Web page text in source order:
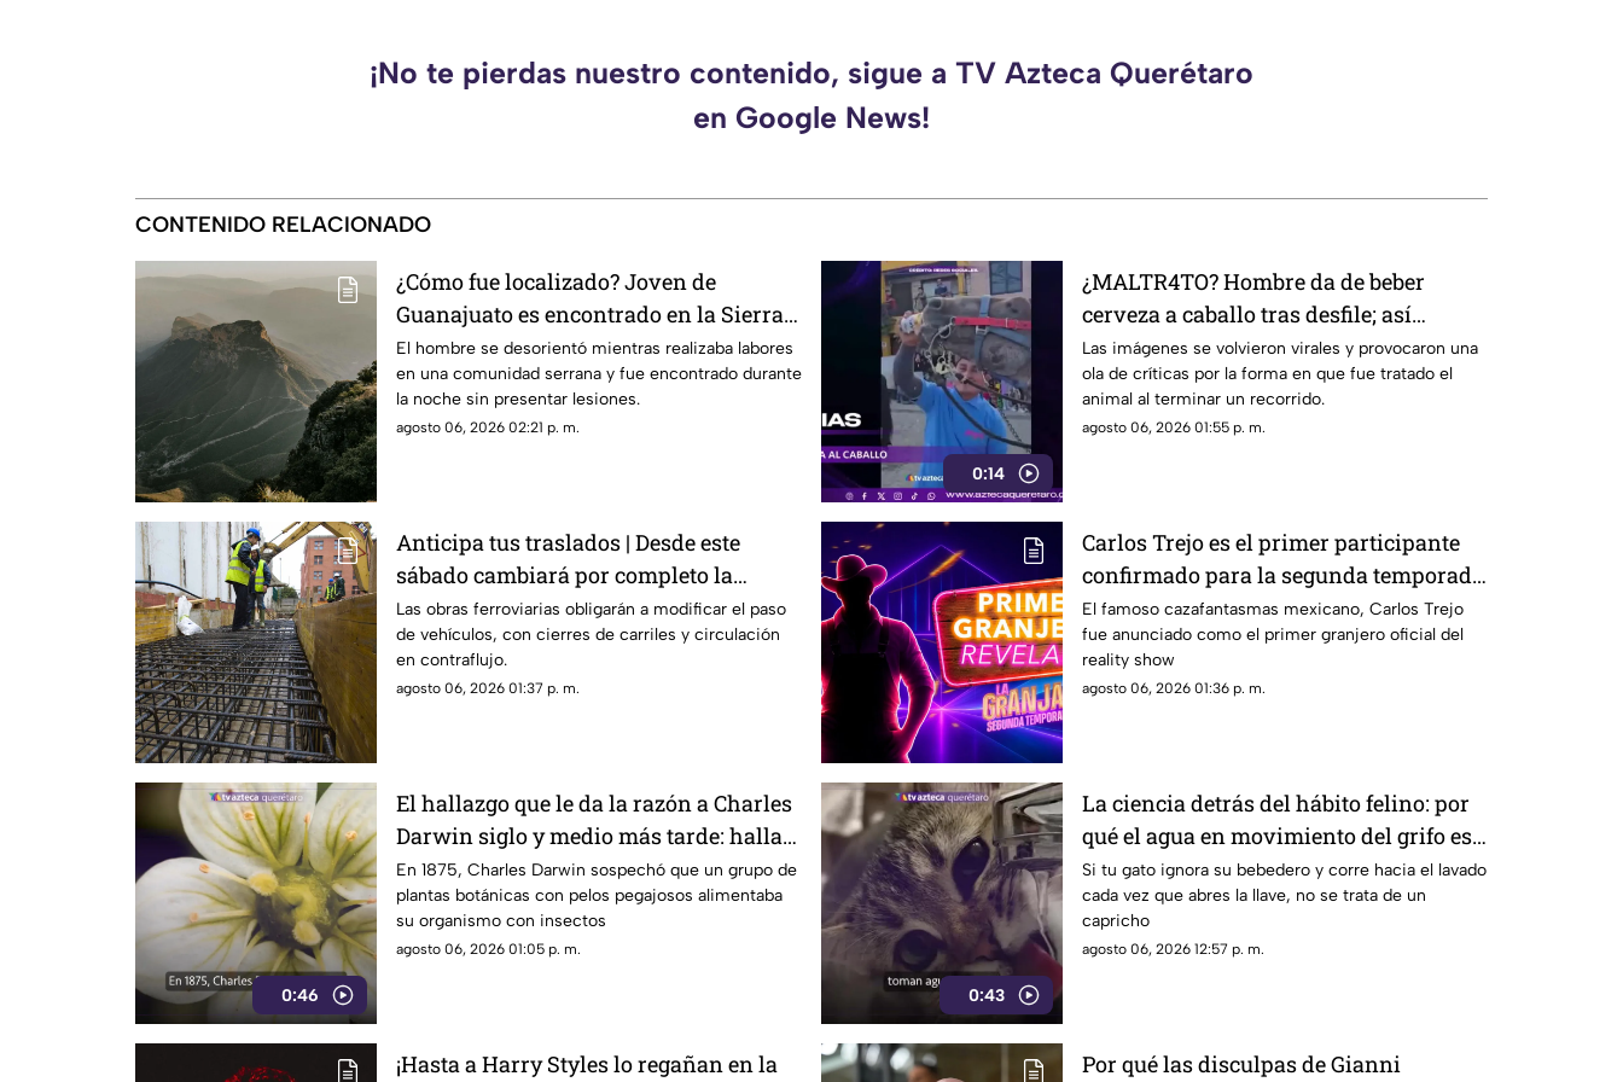
¡No te pierdas nuestro contenido, sigue a TV Azteca Querétaro
en Google News!
CONTENIDO RELACIONADO
¿Cómo fue localizado? Joven de
Guanajuato es encontrado en la Sierra
Gorda de Querétaro
El hombre se desorientó mientras realizaba labores
en una comunidad serrana y fue encontrado durante
la noche sin presentar lesiones.
agosto 06, 2026 02:21 p. m.
0:14
¿MALTR4TO? Hombre da de beber
cerveza a caballo tras desfile; así
reaccionó el animal
Las imágenes se volvieron virales y provocaron una
ola de críticas por la forma en que fue tratado el
animal al terminar un recorrido.
agosto 06, 2026 01:55 p. m.
Anticipa tus traslados | Desde este
sábado cambiará por completo la
circulación en Bernardo Quintana
Las obras ferroviarias obligarán a modificar el paso
de vehículos, con cierres de carriles y circulación
en contraflujo.
agosto 06, 2026 01:37 p. m.
Carlos Trejo es el primer participante
confirmado para la segunda temporada
de 'La Granja VIP’
El famoso cazafantasmas mexicano, Carlos Trejo
fue anunciado como el primer granjero oficial del
reality show
agosto 06, 2026 01:36 p. m.
0:46
El hallazgo que le da la razón a Charles
Darwin siglo y medio más tarde: hallan
rara planta carnívora
En 1875, Charles Darwin sospechó que un grupo de
plantas botánicas con pelos pegajosos alimentaba
su organismo con insectos
agosto 06, 2026 01:05 p. m.
0:43
La ciencia detrás del hábito felino: por
qué el agua en movimiento del grifo es
irresistible para los gatos
Si tu gato ignora su bebedero y corre hacia el lavado
cada vez que abres la llave, no se trata de un
capricho
agosto 06, 2026 12:57 p. m.
¡Hasta a Harry Styles lo regañan en la Por qué las disculpas de Gianni